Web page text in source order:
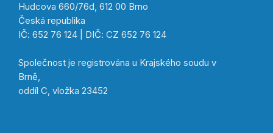
Hudcova 660/76d, 612 00 Brno
Česká republika
IČ: 652 76 124 | DIČ: CZ 652 76 124
Společnost je registrována u Krajského soudu v
Brně,
oddíl C, vložka 23452